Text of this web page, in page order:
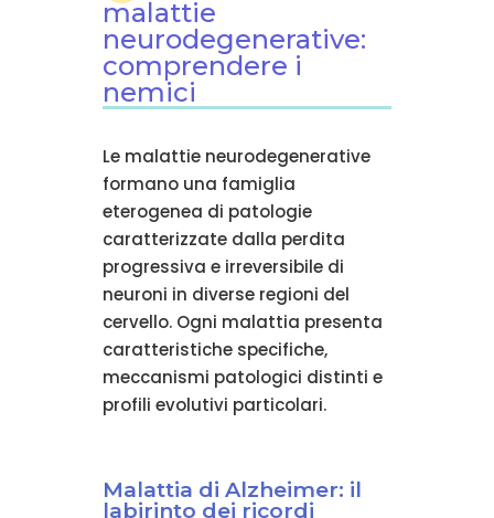
malattie
neurodegenerative:
comprendere i
nemici
Le malattie neurodegenerative
formano una famiglia
eterogenea di patologie
caratterizzate dalla perdita
progressiva e irreversibile di
neuroni in diverse regioni del
cervello. Ogni malattia presenta
caratteristiche specifiche,
meccanismi patologici distinti e
profili evolutivi particolari.
Malattia di Alzheimer: il
labirinto dei ricordi